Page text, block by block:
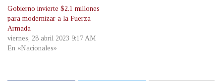
Gobierno invierte $2.1 millones
para modernizar a la Fuerza
Armada
viernes, 28 abril 2023 9:17 AM
En «Nacionales»